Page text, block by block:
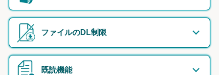
ファイルのDL制限
既読機能